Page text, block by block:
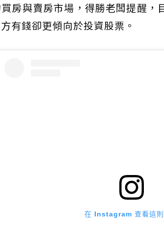
房與賣房市場，得勝老闆提醒
有錢卻更傾向於投資股票。
在 Instagram 查看這